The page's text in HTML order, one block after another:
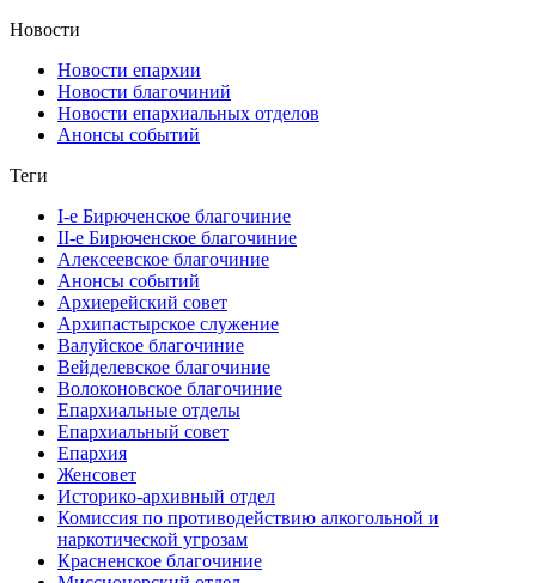
Новости
Новости епархии
Новости благочиний
Новости епархиальных отделов
Анонсы событий
Теги
I-е Бирюченское благочиние
II-е Бирюченское благочиние
Алексеевское благочиние
Анонсы событий
Архиерейский совет
Архипастырское служение
Валуйское благочиние
Вейделевское благочиние
Волоконовское благочиние
Епархиальные отделы
Епархиальный совет
Епархия
Женсовет
Историко-архивный отдел
Комиссия по противодействию алкогольной и
наркотической угрозам
Красненское благочиние